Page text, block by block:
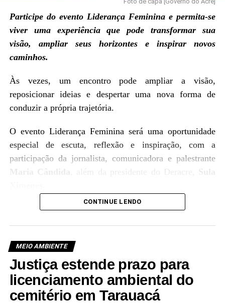
Participe do evento Liderança Feminina e permita-se
viver uma experiência que pode transformar sua
visão, ampliar seus horizontes e inspirar novos
caminhos.
Às vezes, um encontro pode ampliar a visão,
reposicionar ideias e despertar uma nova forma de
conduzir a própria trajetória.
O evento Liderança Feminina será uma oportunidade
especial de escuta, reflexão e inspiração, com a
participação da jornalista, comunicadora e palestrante
CONTINUE LENDO
MEIO AMBIENTE
Justiça estende prazo para
licenciamento ambiental do
cemitério em Tarauacá